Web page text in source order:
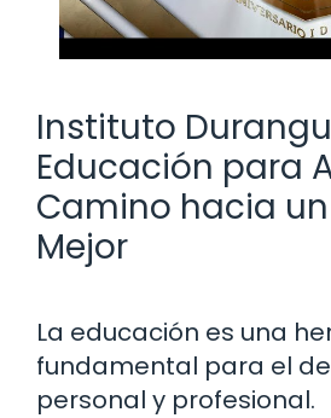
Instituto
Educación para
Camino hacia
Mejor
La educación es una
fundamental para el
personal y profesional.